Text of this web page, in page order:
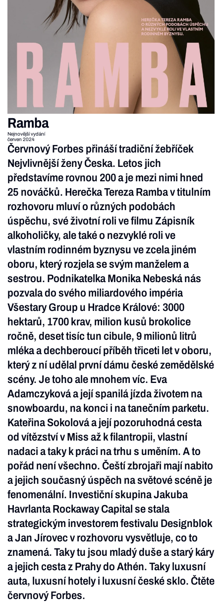
Ramba
Nejnovější vydání
červen 2024
Červnový Forbes přináší tradiční žebříček
Nejvlivnější ženy Česka. Letos jich
představíme rovnou 200 a je mezi nimi hned
25 nováčků. Herečka Tereza Ramba v titulním
rozhovoru mluví o různých podobách
úspěchu, své životní roli ve filmu Zápisník
alkoholičky, ale také o nezvyklé roli ve
vlastním rodinném byznysu ve zcela jiném
oboru, který rozjela se svým manželem a
sestrou. Podnikatelka Monika Nebeská nás
pozvala do svého miliardového impéria
Všestary Group u Hradce Králové: 3000
hektarů, 1700 krav, milion kusů brokolice
ročně, deset tisíc tun cibule, 9 milionů litrů
mléka a dechberoucí příběh třiceti let v oboru,
který z ní udělal první dámu české zemědělské
scény. Je toho ale mnohem víc. Eva
Adamczyková a její spanilá jízda životem na
snowboardu, na konci i na tanečním parketu.
Kateřina Sokolová a její pozoruhodná cesta
od vítězství v Miss až k filantropii, vlastní
nadaci a taky k práci na trhu s uměním. A to
pořád není všechno. Čeští zbrojaři mají nabito
a jejich současný úspěch na světové scéně je
fenomenální. Investiční skupina Jakuba
Havrlanta Rockaway Capital se stala
strategickým investorem festivalu Designblok
a Jan Jírovec v rozhovoru vysvětluje, co to
znamená. Taky tu jsou mladý duše a starý káry
a jejich cesta z Prahy do Athén. Taky luxusní
auta, luxusní hotely i luxusní české sklo. Čtěte
červnový Forbes.